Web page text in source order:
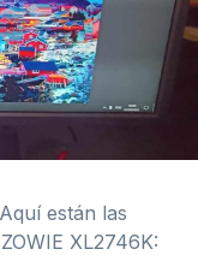
están las
XL2746K: